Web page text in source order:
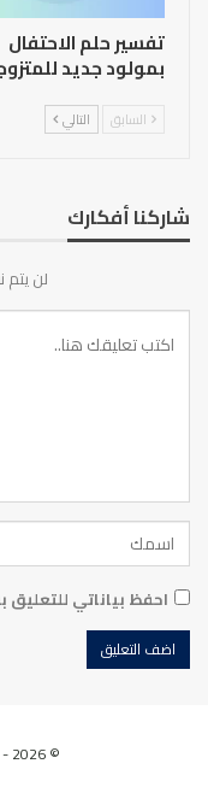
تفسير حلم الاحتفال
بمولود جديد
السابق التالي
شاركنا أفكارك
لن يتم
احفظ بياناتي
© 2026 - فسرلي. جميع الحقوق محفوظة.